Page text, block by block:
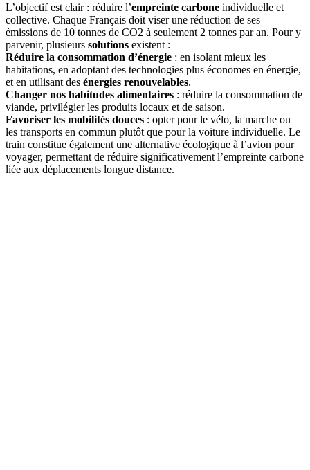
L’objectif est clair : réduire l’empreinte carbone individuelle et
collective. Chaque Français doit viser une réduction de ses
émissions de 10 tonnes de CO2 à seulement 2 tonnes par an. Pour y
parvenir, plusieurs solutions existent :
Réduire la consommation d’énergie : en isolant mieux les
habitations, en adoptant des technologies plus économes en énergie,
et en utilisant des énergies renouvelables.
Changer nos habitudes alimentaires : réduire la consommation de
viande, privilégier les produits locaux et de saison.
Favoriser les mobilités douces : opter pour le vélo, la marche ou
les transports en commun plutôt que pour la voiture individuelle. Le
train constitue également une alternative écologique à l’avion pour
voyager, permettant de réduire significativement l’empreinte carbone
liée aux déplacements longue distance.